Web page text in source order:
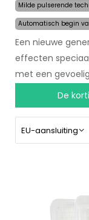
Milde pulserende
Automatisch begin
Een nieuwe
effecten
met een
technologie
stoppen voor
het behandelen
zonder de
De